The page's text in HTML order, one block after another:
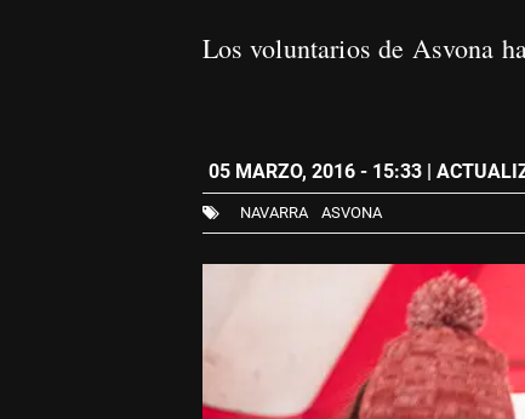
Los voluntarios de Asvona
05 MARZO, 2016 - 15:33|
NAVARRA ASVONA